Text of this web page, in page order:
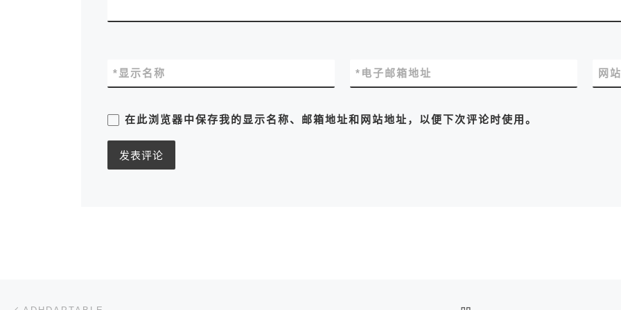
显示名称
* 电子邮箱地址
* 网
在此浏览器中保存我的显示名称、邮箱地址和网站地址，以便下次评论时使用。
文章导航